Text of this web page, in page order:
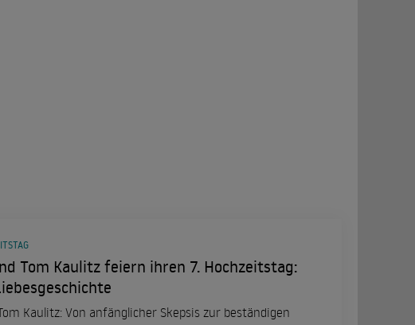
Tom Kaulitz feiern ihren 7. Hochzeitstag:
Kaulitz: Von anfänglicher Skepsis zur beständigen